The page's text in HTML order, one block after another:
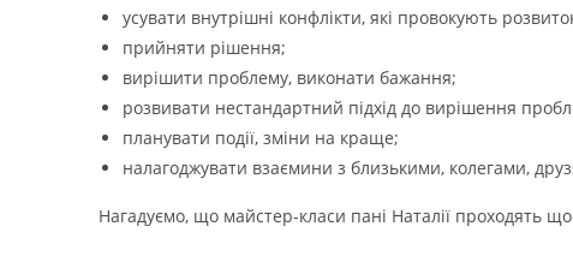
усувати внутрішні конфлікти, які провокують
прийняти рішення;
вирішити проблему, виконати бажання;
розвивати нестандартний підхід до вирішення
планувати події, зміни на краще;
налагоджувати взаємини з близькими, колегами,
Нагадуємо, що майстер-класи пані Наталії проходять